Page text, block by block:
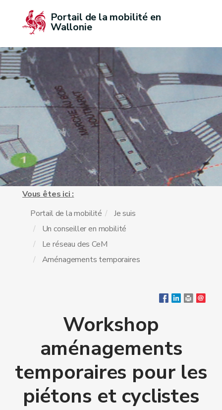
Portail de la mobilité en
Wallonie
Vous êtes ici :
Portail de la mobilité
Je suis
Un conseiller en mobilité
Le réseau des CeM
Aménagements temporaires
Workshop
aménagements
temporaires pour les
piétons et cyclistes